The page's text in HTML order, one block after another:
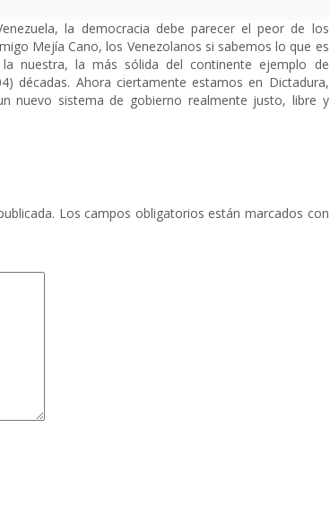
la democracia debe parecer el peor de los
Mejía Cano, los Venezolanos si sabemos lo que es
nuestra, la más sólida del continente ejemplo de
décadas. Ahora ciertamente estamos en Dictadura,
nuevo sistema de gobierno realmente justo, libre y
Los campos obligatorios están marcados con